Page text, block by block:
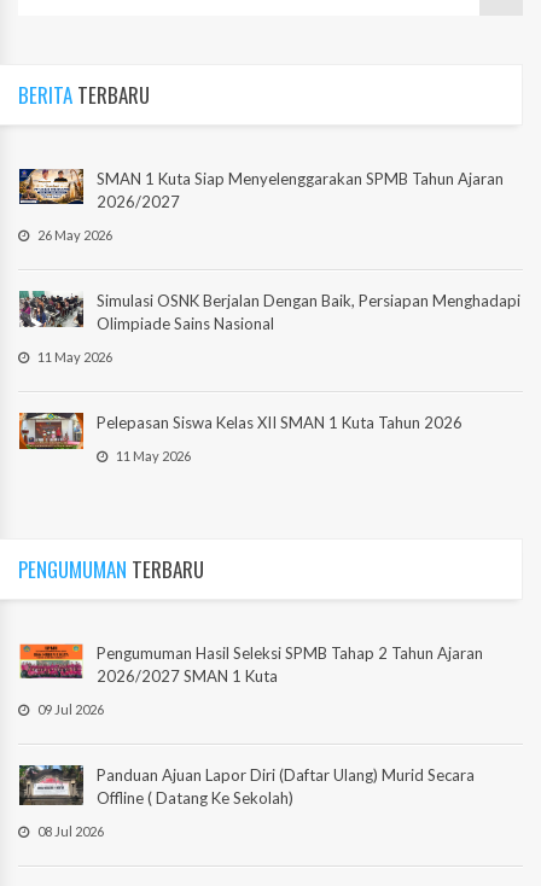
BERITA TERBARU
SMAN 1 Kuta Siap Menyelenggarakan SPMB Tahun Ajaran
2026/2027
26 May 2026
Simulasi OSNK Berjalan Dengan Baik, Persiapan Menghadapi
Olimpiade Sains Nasional
11 May 2026
Pelepasan Siswa Kelas XII SMAN 1 Kuta Tahun 2026
11 May 2026
PENGUMUMAN TERBARU
Pengumuman Hasil Seleksi SPMB Tahap 2 Tahun Ajaran
2026/2027 SMAN 1 Kuta
09 Jul 2026
Panduan Ajuan Lapor Diri (Daftar Ulang) Murid Secara
Offline ( Datang Ke Sekolah)
08 Jul 2026